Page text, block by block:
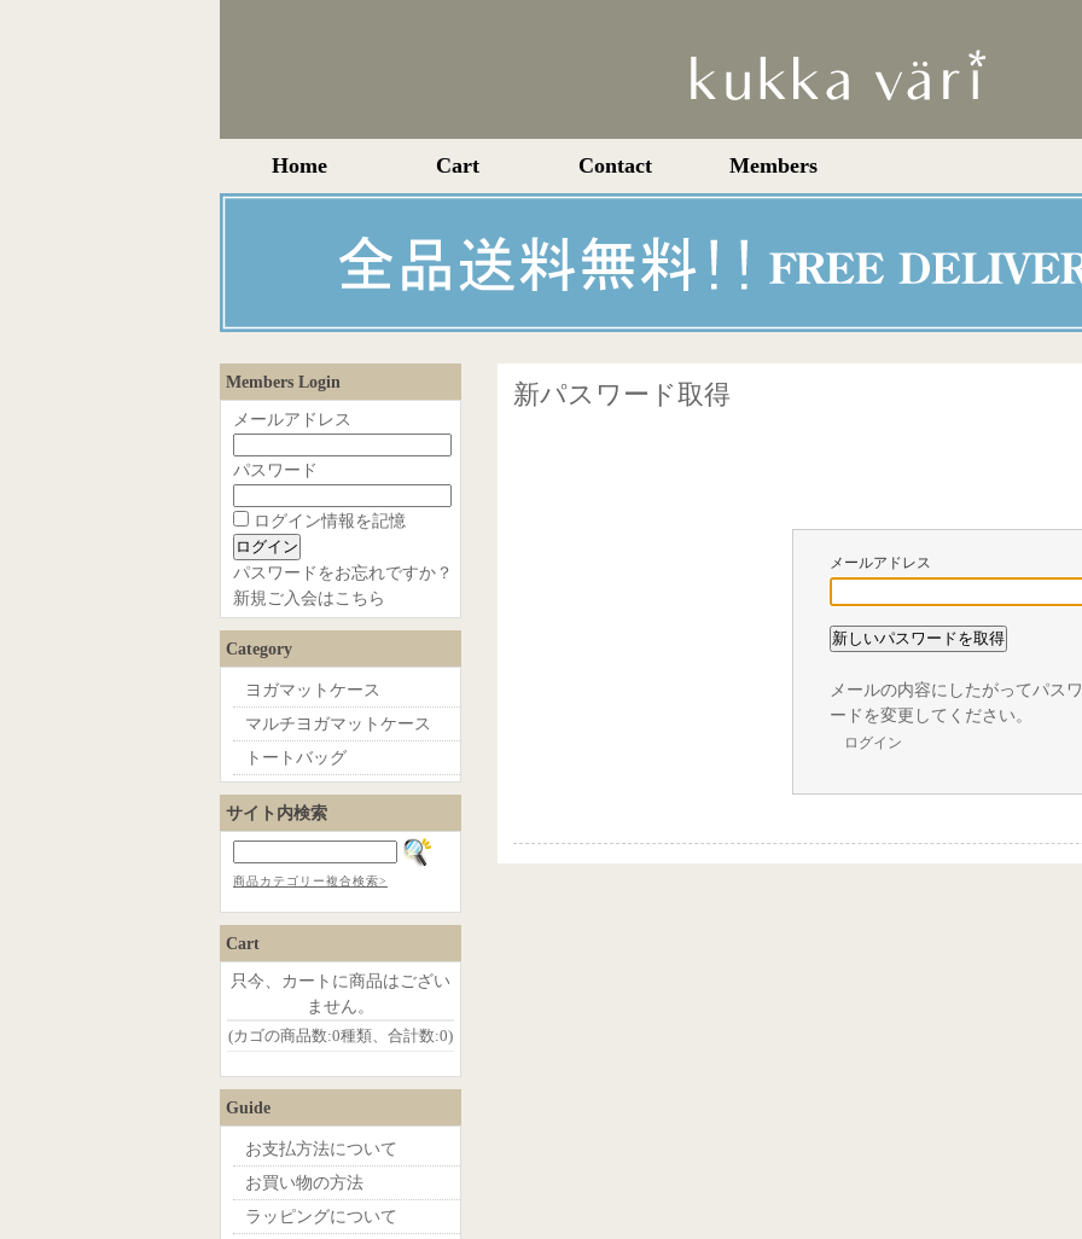
Home Cart Contact Members
新パスワード取得
メールアドレス
メールの内容にしたがってパスワ
ードを変更してください。
ログイン
Members Login
メールアドレス
パスワード
ログイン情報を記憶
パスワードをお忘れですか？
新規ご入会はこちら
Category
ヨガマットケース
マルチヨガマットケース
トートバッグ
サイト内検索
商品カテゴリー複合検索>
Cart
只今、カートに商品はござい
ません。
(カゴの商品数:0種類、合計数:0)
Guide
お支払方法について
お買い物の方法
ラッピングについて